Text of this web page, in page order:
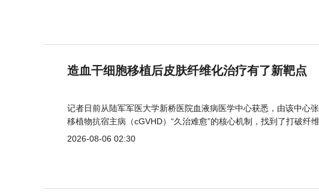
造血干细胞移植后皮肤纤维化治疗有了新靶点
记者日前从陆军军医大学新桥医院血液病医学中心获悉，由该中心
移植物抗宿主病（cGVHD）“久治难愈”的核心机制，找到了打破纤维
2026-08-06 02:30